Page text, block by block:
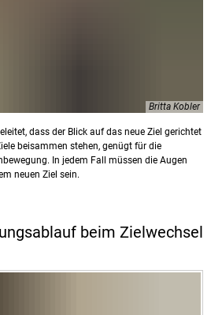
Britta Kobler
dass der Blick auf das neue Ziel gerichtet
beisammen stehen, genügt für die
In jedem Fall müssen die Augen
neuen Ziel sein.
beim Zielwechsel